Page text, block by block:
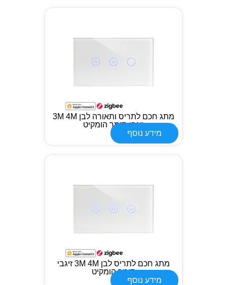
מתג חכם לתריס ותאורה לבן 3M 4M
זיגבי תומך הומקיט
מידע נוסף
מתג חכם לתריס לבן 3M 4M זיגבי
תומך הומקיט
מידע נוסף